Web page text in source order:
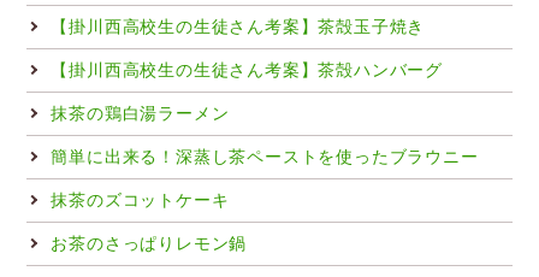
【掛川西高校生の生徒さん考案】茶殻玉子焼き
【掛川西高校生の生徒さん考案】茶殻ハンバーグ
抹茶の鶏白湯ラーメン
簡単に出来る！深蒸し茶ペーストを使ったブラウニー
抹茶のズコットケーキ
お茶のさっぱりレモン鍋